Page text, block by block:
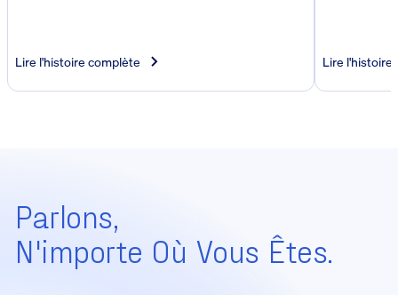
Lire l'histoire complète Lire l'histoire
Parlons,
N'importe Où Vous Êtes.